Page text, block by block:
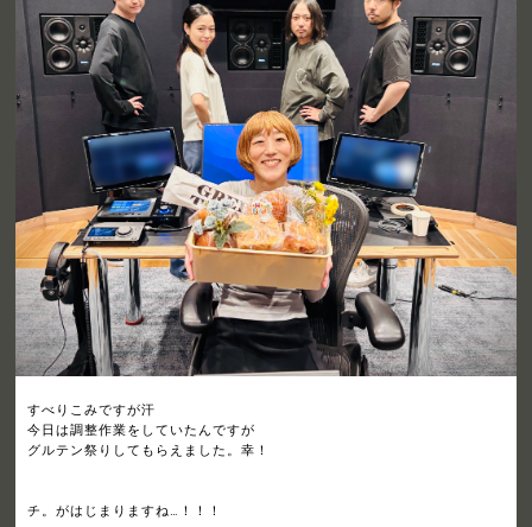
すべりこみですが汗
今日は調整作業をしていたんですが
グルテン祭りしてもらえました。幸！
チ。がはじまりますね…！！！